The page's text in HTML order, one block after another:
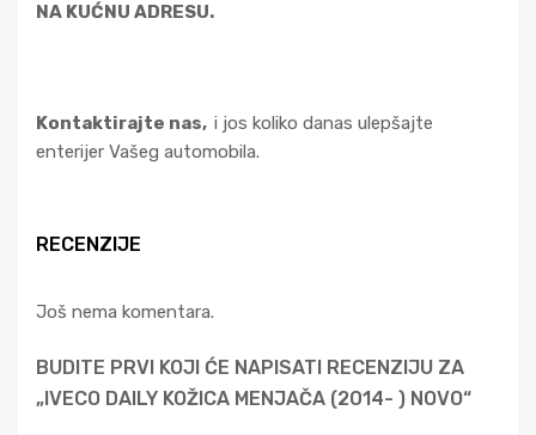
NA KUĆNU ADRESU.
Kontaktirajte nas, i jos koliko danas ulepšajte
enterijer Vašeg automobila.
RECENZIJE
Još nema komentara.
BUDITE PRVI KOJI ĆE NAPISATI RECENZIJU ZA
„IVECO DAILY KOŽICA MENJAČA (2014- ) NOVO“